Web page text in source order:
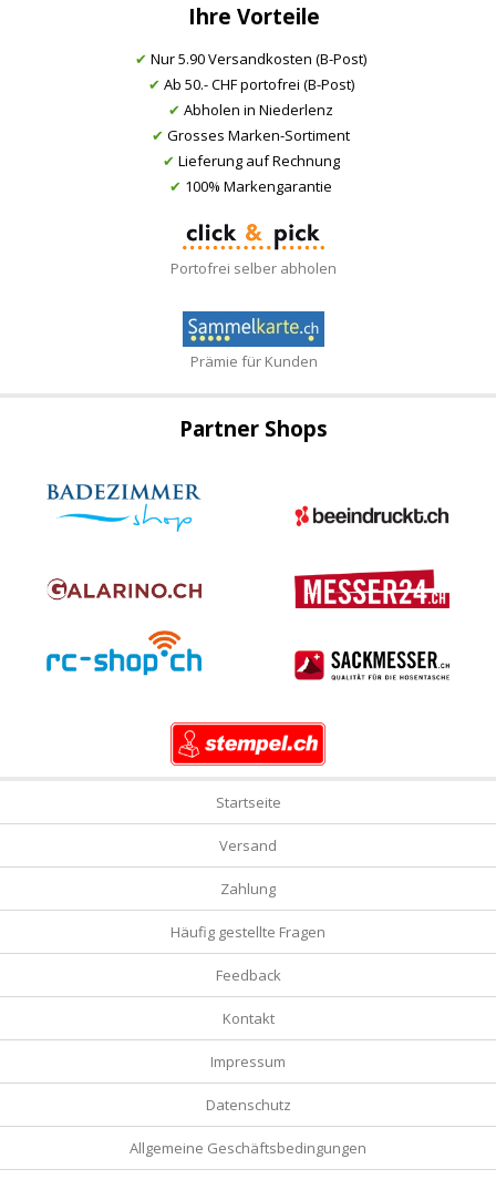
Ihre Vorteile
✔ Nur 5.90 Versandkosten (B-Post)
✔ Ab 50.- CHF portofrei (B-Post)
✔ Abholen in Niederlenz
✔ Grosses Marken-Sortiment
✔ Lieferung auf Rechnung
✔ 100% Markengarantie
Portofrei selber abholen
Prämie für Kunden
Partner Shops
Startseite
Versand
Zahlung
Häufig gestellte Fragen
Feedback
Kontakt
Impressum
Datenschutz
Allgemeine Geschäftsbedingungen